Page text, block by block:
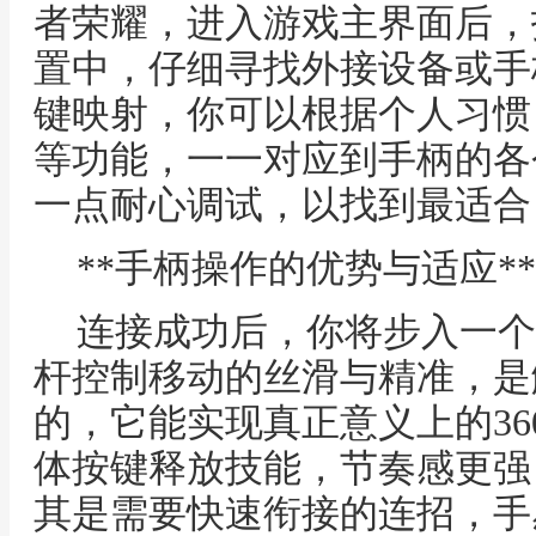
者荣耀，进入游戏主界面后
置中，仔细寻找外接设备或
键映射，你可以根据个人习
等功能，一一对应到手柄的
一点耐心调试，以找到最适
**手柄操作的优势与适应**
连接成功后，你将步入一
杆控制移动的丝滑与精准，
的，它能实现真正意义上的
体按键释放技能，节奏感更
其是需要快速衔接的连招，